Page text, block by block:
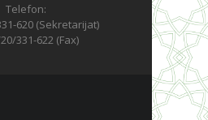
Telefon:
620 (Sekretarijat)
331-622 (Fax)